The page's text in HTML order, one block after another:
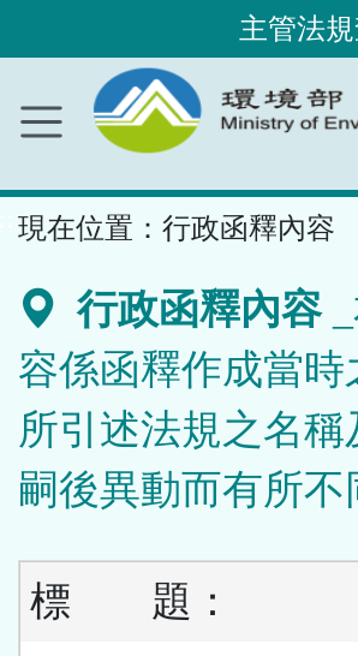
內
容
主管法
現在位置： 行政函釋內容
行政函釋內容
容係函釋作成當
所引述法規之名
嗣後異動而有所不
標 題：